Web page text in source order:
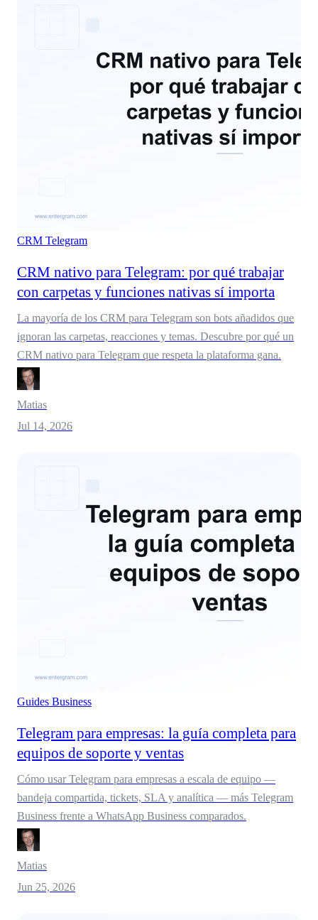
CRM Telegram
CRM nativo para Telegram: por qué trabajar
con carpetas y funciones nativas sí importa
La mayoría de los CRM para Telegram son bots añadidos que
ignoran las carpetas, reacciones y temas. Descubre por qué un
CRM nativo para Telegram que respeta la plataforma gana.
Matias
Jul 14, 2026
Guides Business
Telegram para empresas: la guía completa para
equipos de soporte y ventas
Cómo usar Telegram para empresas a escala de equipo —
bandeja compartida, tickets, SLA y analítica — más Telegram
Business frente a WhatsApp Business comparados.
Matias
Jun 25, 2026